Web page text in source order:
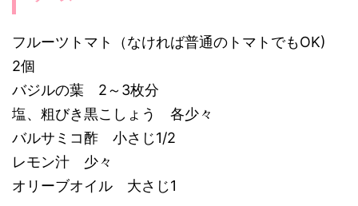
フルーツトマト（なければ普通のトマトでもOK)
2個
バジルの葉 2～3枚分
塩、粗びき黒こしょう 各少々
バルサミコ酢 小さじ1/2
レモン汁 少々
オリーブオイル 大さじ1